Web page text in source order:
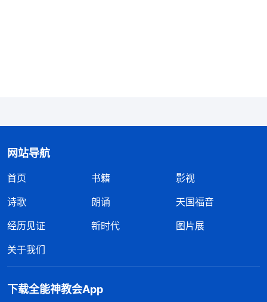
载的都是有限的那些东西，并不能代表神的全部作
现、论禁食、论祷告、论休妻、耶稣的出生、耶稣的
家谱、耶稣设立门徒……无非就记载这些有数的东
西，人就把这些当宝贝了，还与今天的工作对号，而
且还认为耶稣一生下来作的工作就这么多，好像神就
能作这些工作，再没有工作了，这不属于谬吗？
网站导航
首页 书籍
影视
诗歌
朗诵
天国福音
经历见证
新时代
图片展
关于我们
下载全能神教会App